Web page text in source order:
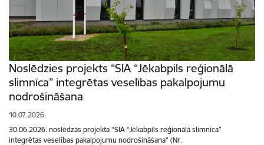
Noslēdzies projekts “SIA “Jēkabpils reģionālā
slimnīca” integrētas veselības pakalpojumu
nodrošināšana
10.07.2026.
30.06.2026. noslēdzās projekta “SIA “Jēkabpils reģionālā slimnīca”
integrētas veselības pakalpojumu nodrošināšana” (Nr.